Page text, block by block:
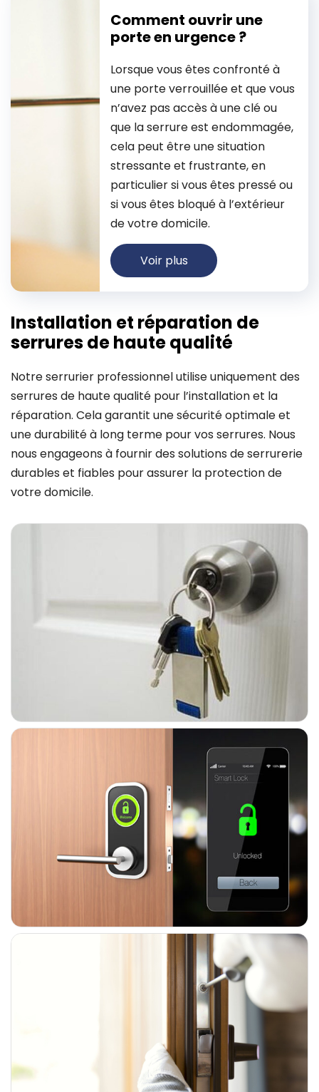
Comment ouvrir une
porte en urgence ?
Lorsque vous êtes confronté à
une porte verrouillée et que vous
n’avez pas accès à une clé ou
que la serrure est endommagée,
cela peut être une situation
stressante et frustrante, en
particulier si vous êtes pressé ou
si vous êtes bloqué à l’extérieur
de votre domicile.
Voir plus
Installation et réparation de
serrures de haute qualité
Notre serrurier professionnel utilise uniquement des
serrures de haute qualité pour l’installation et la
réparation. Cela garantit une sécurité optimale et
une durabilité à long terme pour vos serrures. Nous
nous engageons à fournir des solutions de serrurerie
durables et fiables pour assurer la protection de
votre domicile.